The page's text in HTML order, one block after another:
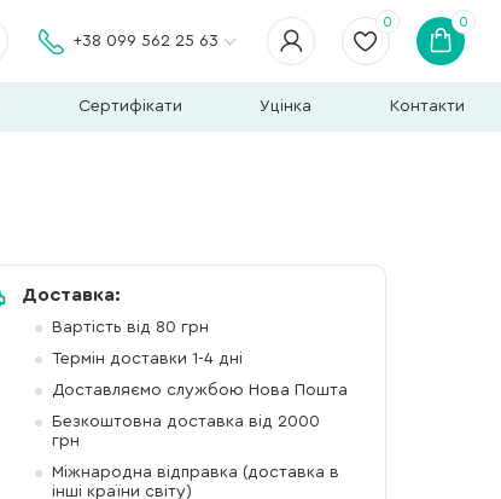
+38 099 562 25 63
0 0
Сертифікати Уцінка Контакти
Доставка:
Вартість від 80 грн
Термін доставки 1-4 дні
Доставляємо службою Нова Пошта
Безкоштовна доставка від 2000
грн
Міжнародна відправка (доставка в
інші країни світу)